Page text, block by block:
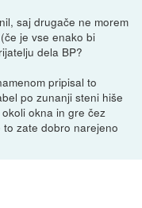
saj drugače ne morem
je vse enako bi
dela BP?
pripisal to
po zunanji steni hiše
okna in gre čez
zate dobro narejeno